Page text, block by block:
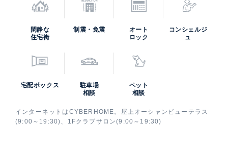
コーポレーションの運営する大型の音楽専用アリーナや
ホテル、オフィス、展示施設が2023年ごろに完成予定で
す。
(ブルーハーバータワーみなとみらい)の中古住宅購入・
賃貸・売却査定などのご相談は、高級不動産の取扱いに
特化したケン・コーポレーションにお任せください。担
Ｒ みなとみらい (ブルーハーバータワーみなとみらい)
閑静な
住宅街
制震・免震
オート
ロック
コンシェルジ
ュ
宅配ボックス
駐車場
相談
ペット
相談
インターネットはCYBERHOME。屋上オーシャンビューテラス
(9:00～19:30)、1Fクラブサロン(9:00～19:30)